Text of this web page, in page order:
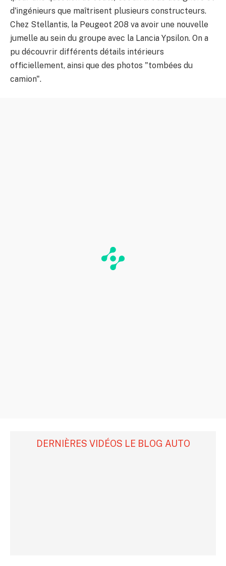
d'ingénieurs que maîtrisent plusieurs constructeurs.
Chez Stellantis, la Peugeot 208 va avoir une nouvelle
jumelle au sein du groupe avec la Lancia Ypsilon. On a
pu découvrir différents détails intérieurs
officiellement, ainsi que des photos "tombées du
camion".
DERNIÈRES VIDÉOS LE BLOG AUTO